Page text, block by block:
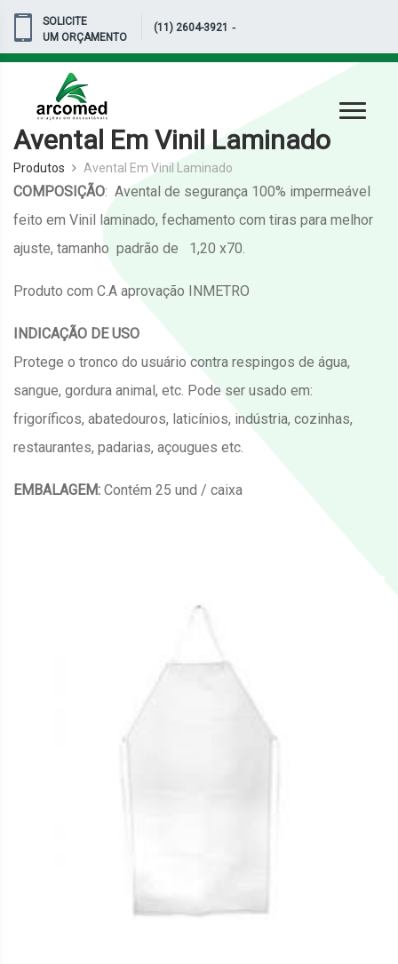
SOLICITE
UM ORÇAMENTO
(11) 2604-3921 -
Avental Em Vinil Laminado
Produtos Avental Em Vinil Laminado
COMPOSIÇÃO: Avental de segurança 100% impermeável
feito em Vinil laminado, fechamento com tiras para melhor
ajuste, tamanho padrão de 1,20 x70.
Produto com C.A aprovação INMETRO
INDICAÇÃO DE USO
Protege o tronco do usuário contra respingos de água,
sangue, gordura animal, etc. Pode ser usado em:
frigoríficos, abatedouros, laticínios, indústria, cozinhas,
restaurantes, padarias, açougues etc.
EMBALAGEM: Contém 25 und / caixa